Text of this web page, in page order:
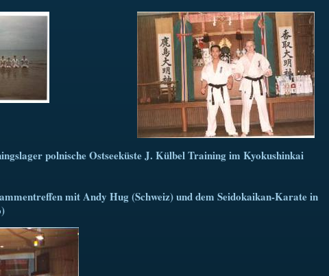
polnische Ostseeküste J. Külbel Training im Kyokushinkai
mit Andy Hug (Schweiz) und dem Seidokaikan-Karate in